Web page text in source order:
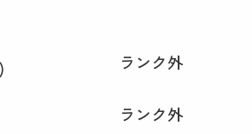
ランク外
ランク外